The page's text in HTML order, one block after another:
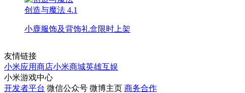
创造与魔法 4.1
小鹿服饰及背饰礼盒限时上架
友情链接
小米应用商店小米商城英雄互娱
小米游戏中心
开发者平台 微信公众号 微博主页 商务合作